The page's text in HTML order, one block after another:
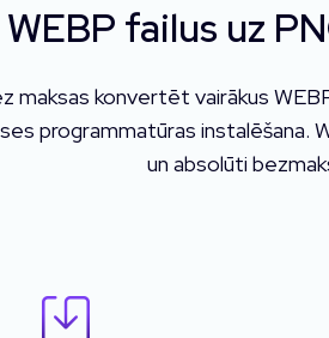
failus uz
maksas konvertēt vairākus
programmatūras
un absolūti